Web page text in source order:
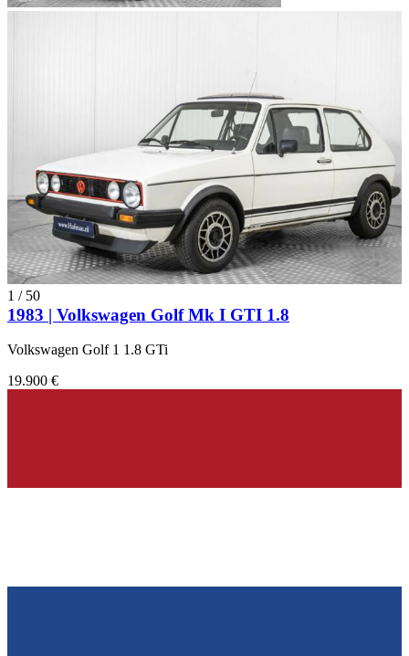
1 / 50
1983 | Volkswagen Golf Mk I GTI 1.8
Volkswagen Golf 1 1.8 GTi
19.900 €